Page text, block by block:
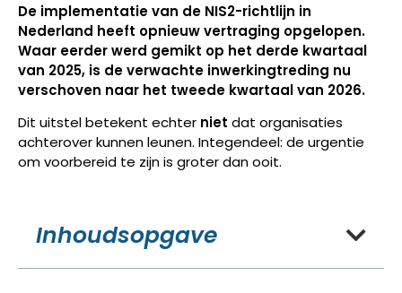
De implementatie van de NIS2-richtlijn in
Nederland heeft opnieuw vertraging opgelopen.
Waar eerder werd gemikt op het derde kwartaal
van 2025, is de verwachte inwerkingtreding nu
verschoven naar het tweede kwartaal van 2026.
Dit uitstel betekent echter niet dat organisaties
achterover kunnen leunen. Integendeel: de urgentie
om voorbereid te zijn is groter dan ooit.
Inhoudsopgave